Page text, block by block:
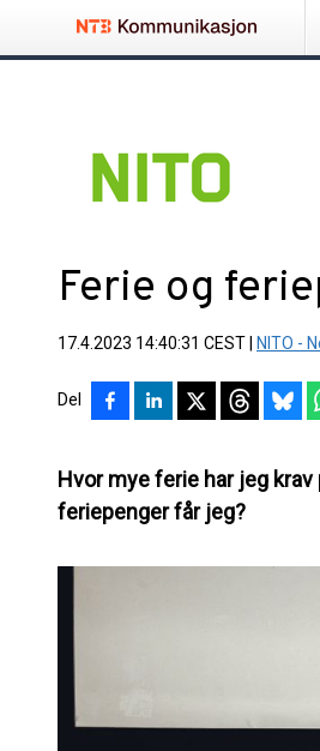
Ferie og
17.4.2023 14:40:31 CEST NITO -
Del
Hvor mye ferie har jeg
feriepenger får jeg?